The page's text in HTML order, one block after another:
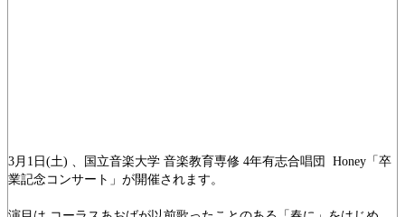
3月1日(土) 、国立音楽大学 音楽教育専修 4年有志合唱団 Honey「卒
業記念コンサート」が開催されます。